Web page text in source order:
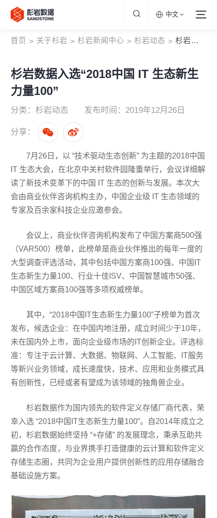
中文
首页 > 关于杉岩 > 杉岩新闻中心 > 杉岩动态 > 杉岩数据入选“2018中国 IT 生态新生力量100”
杉岩数据入选“2018中国 IT 生态新生
力量100”
分类：杉岩动态 发布时间：2019年12月26日
分享：
7月26日，以 “技术驱动生态创新” 为主题的2018中国
IT 生态大会，在北京中关村软件园隆重举行，会议详细解
读了新技术变革下的中国 IT 生态的创新与发展。本次大
会由商业伙伴咨询机构主办，中国企业级 IT 生态领域的
专家及百余家科技企业应邀参会。
会议上，商业伙伴咨询机构发布了中国方案商500强
（VAR500）榜单，此榜单是商业伙伴推出的每年一度的
大型调查评选活动，其中包括中国方案商100强、中国IT
生态新生力量100、行业十佳ISV、中国智慧城市50强、
中国区域方案商100强等多项权威榜单。
其中，“2018中国IT生态新生力量100”子榜单为首次
发布，候选企业：在中国内地注册，成立时间少于10年，
未在国内外上市，面向企业级市场的IT创新企业。评选标
准：专注于云计算、大数据、物联网、人工智能、IT服务
等新兴业务领域，成长速度快，技术、应用和业务模式具
有创新性，已经或者有望成为该领域的独角兽企业。
杉岩数据作为国内领先的软件定义存储厂商代表，荣
幸入选 “2018中国IT生态新生力量100”。自2014年成立之
初，杉岩数据始终坚持 “+存储” 的发展理念，秉承互助共
赢的合作态度，与业界携手打造健康的云计算和软件定义
存储生态圈，共同为企业用户提供创新性的应用存储融合
基础设施方案。